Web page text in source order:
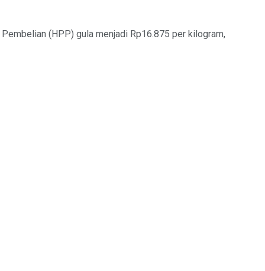
(HPP) gula menjadi Rp16.875 per kilogram,